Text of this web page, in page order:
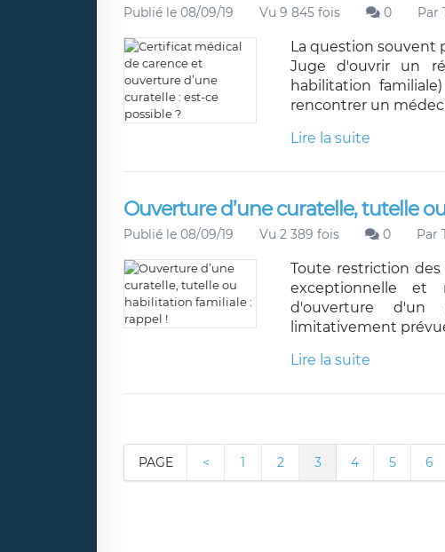
Publié le 08/09/19 Vu 9 845 fois 0 Par
La question souvent
Juge d'ouvrir un
habilitation
rencontrer un
Lire la suite
Ouverture d’une curatelle, tutelle
Publié le 08/09/19 Vu 2 389 fois 0 Par
Toute restriction
exceptionnelle et
d'ouverture
limitativement
Lire la suite
PAGE < 1 2 3 4 5 6